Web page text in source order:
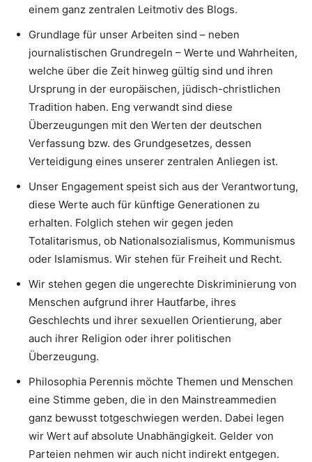
einem ganz zentralen Leitmotiv des Blogs.
Grundlage für unser Arbeiten sind – neben
journalistischen Grundregeln – Werte und Wahrheiten,
welche über die Zeit hinweg gültig sind und ihren
Ursprung in der europäischen, jüdisch-christlichen
Tradition haben. Eng verwandt sind diese
Überzeugungen mit den Werten der deutschen
Verfassung bzw. des Grundgesetzes, dessen
Verteidigung eines unserer zentralen Anliegen ist.
Unser Engagement speist sich aus der Verantwortung,
diese Werte auch für künftige Generationen zu
erhalten. Folglich stehen wir gegen jeden
Totalitarismus, ob Nationalsozialismus, Kommunismus
oder Islamismus. Wir stehen für Freiheit und Recht.
Wir stehen gegen die ungerechte Diskriminierung von
Menschen aufgrund ihrer Hautfarbe, ihres
Geschlechts und ihrer sexuellen Orientierung, aber
auch ihrer Religion oder ihrer politischen
Überzeugung.
Philosophia Perennis möchte Themen und Menschen
eine Stimme geben, die in den Mainstreammedien
ganz bewusst totgeschwiegen werden. Dabei legen
wir Wert auf absolute Unabhängigkeit. Gelder von
Parteien nehmen wir auch nicht indirekt entgegen.